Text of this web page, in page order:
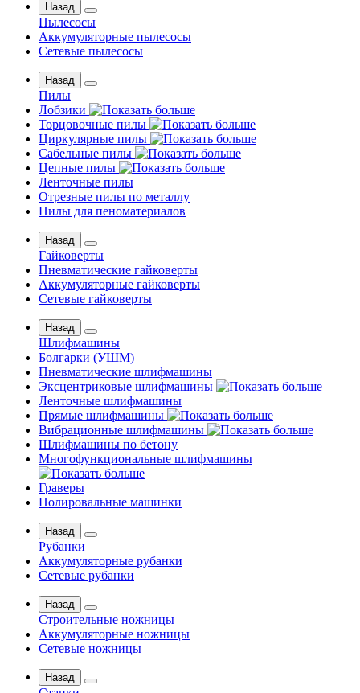
Назад
Пылесосы
Аккумуляторные пылесосы
Сетевые пылесосы
Назад
Пилы
Лобзики
Торцовочные пилы
Циркулярные пилы
Сабельные пилы
Цепные пилы
Ленточные пилы
Отрезные пилы по металлу
Пилы для пеноматериалов
Назад
Гайковерты
Пневматические гайковерты
Аккумуляторные гайковерты
Сетевые гайковерты
Назад
Шлифмашины
Бoлгаpки (УШM)
Пневматические шлифмашины
Эксцентриковые шлифмашины
Ленточные шлифмашины
Прямые шлифмашины
Вибрационные шлифмашины
Шлифмашины по бетону
Многофункциональные шлифмашины
Граверы
Полировальные машинки
Назад
Рубанки
Аккумуляторные рубанки
Сетевые рубанки
Назад
Строительные ножницы
Аккумуляторные ножницы
Сетевые ножницы
Назад